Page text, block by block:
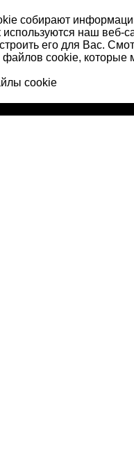
собирают
используются наш веб-
его для Вас.
файлов cookie, которые
cookie